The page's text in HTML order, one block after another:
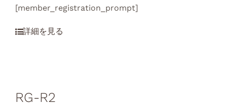
[member_registration_prompt]
RG-R2